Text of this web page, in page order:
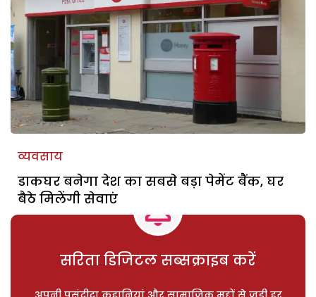
व्यवसाय
डाकघर बनेगा देश का सबसे बड़ा पेमेंट बैंक, घर
बैठे मिलेंगी सेवाएं
सरिता डिजिटल सब्सक्राइब करें